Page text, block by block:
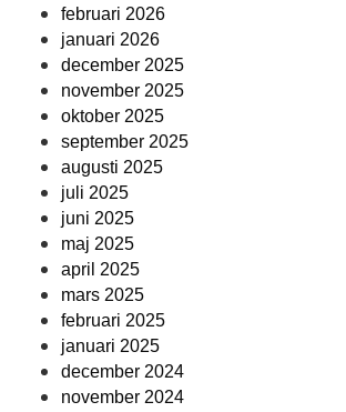
februari 2026
januari 2026
december 2025
november 2025
oktober 2025
september 2025
augusti 2025
juli 2025
juni 2025
maj 2025
april 2025
mars 2025
februari 2025
januari 2025
december 2024
november 2024